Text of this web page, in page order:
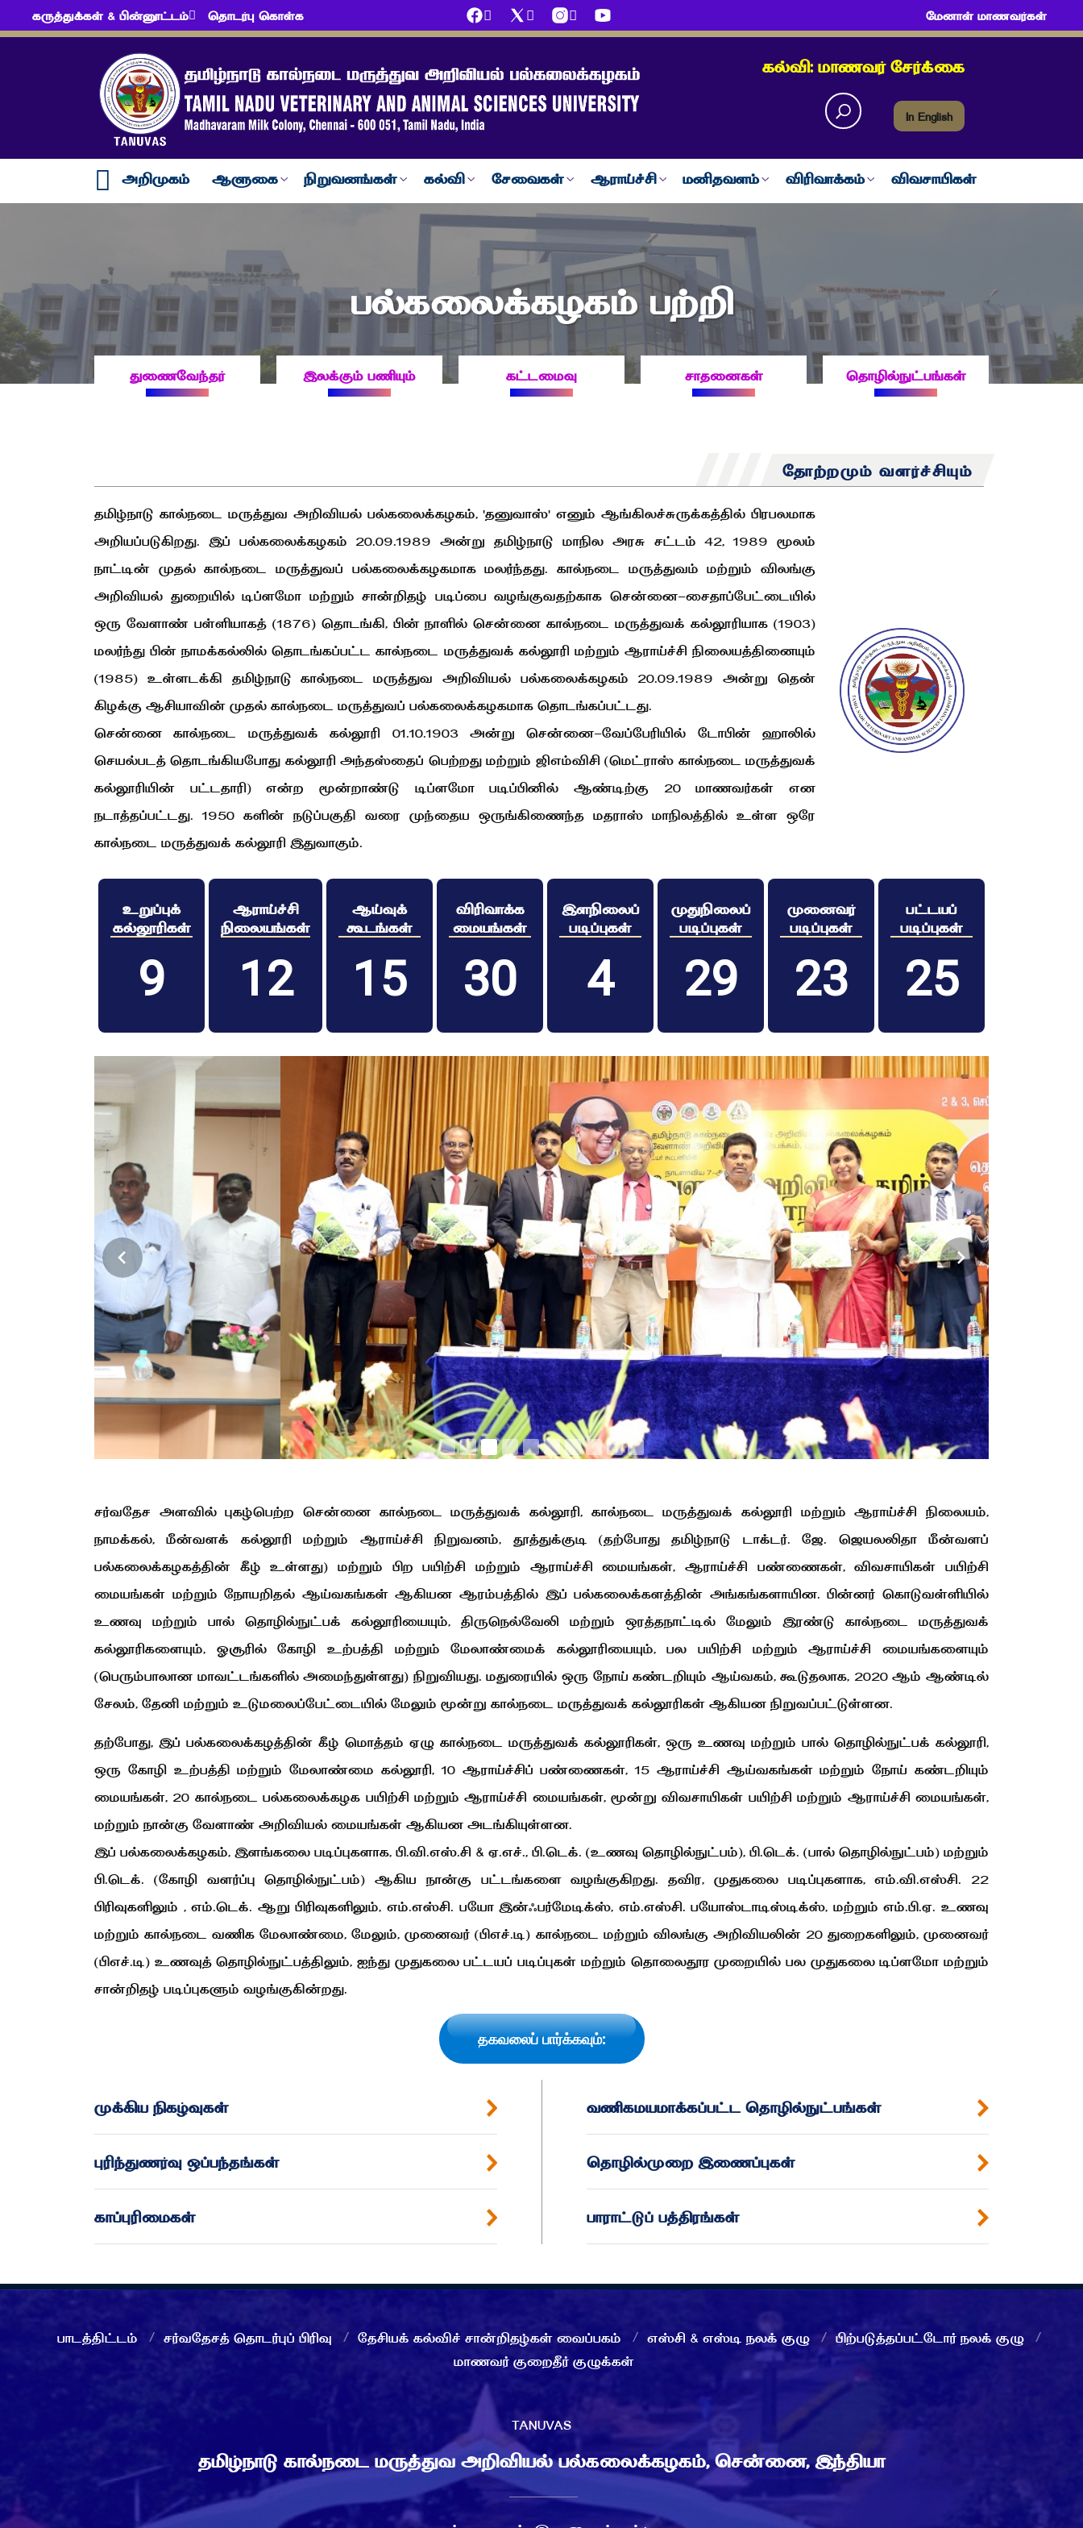
கருத்துக்கள் & பின்னூட்டம் தொடர்பு கொள்க மேனாள் மாணவர்கள்
கல்வி: மாணவர் சேர்க்கை
In English
அறிமுகம் ஆளுகை நிறுவனங்கள் கல்வி சேவைகள் ஆராய்ச்சி மனிதவளம் விரிவாக்கம் விவசாயிகள்
பல்கலைக்கழகம் பற்றி
துணைவேந்தர் இலக்கும் பணியும் கட்டமைவு சாதனைகள் தொழில்நுட்பங்கள்
தோற்றமும் வளர்ச்சியும்
தமிழ்நாடு கால்நடை மருத்துவ அறிவியல் பல்கலைக்கழகம், 'தனுவாஸ்' எனும் ஆங்கிலச்சுருக்கத்தில் பிரபலமாக
அறியப்படுகிறது. இப் பல்கலைக்கழகம் 20.09.1989 அன்று தமிழ்நாடு மாநில அரசு சட்டம் 42, 1989 மூலம்
நாட்டின் முதல் கால்நடை மருத்துவப் பல்கலைக்கழகமாக மலர்ந்தது. கால்நடை மருத்துவம் மற்றும் விலங்கு
அறிவியல் துறையில் டிப்ளமோ மற்றும் சான்றிதழ் படிப்பை வழங்குவதற்காக சென்னை-சைதாப்பேட்டையில்
ஒரு வேளாண் பள்ளியாகத் (1876) தொடங்கி, பின் நாளில் சென்னை கால்நடை மருத்துவக் கல்லூரியாக (1903)
மலர்ந்து பின் நாமக்கல்லில் தொடங்கப்பட்ட கால்நடை மருத்துவக் கல்லூரி மற்றும் ஆராய்ச்சி நிலையத்தினையும்
(1985) உள்ளடக்கி தமிழ்நாடு கால்நடை மருத்துவ அறிவியல் பல்கலைக்கழகம் 20.09.1989 அன்று தென்
கிழக்கு ஆசியாவின் முதல் கால்நடை மருத்துவப் பல்கலைக்கழகமாக தொடங்கப்பட்டது.
சென்னை கால்நடை மருத்துவக் கல்லூரி 01.10.1903 அன்று சென்னை-வேப்பேரியில் டோபின் ஹாலில்
செயல்படத் தொடங்கியபோது கல்லூரி அந்தஸ்தைப் பெற்றது மற்றும் ஜிஎம்விசி (மெட்ராஸ் கால்நடை மருத்துவக்
கல்லூரியின் பட்டதாரி) என்ற மூன்றாண்டு டிப்ளமோ படிப்பினில் ஆண்டிற்கு 20 மாணவர்கள் என
நடாத்தப்பட்டது. 1950 களின் நடுப்பகுதி வரை முந்தைய ஒருங்கிணைந்த மதராஸ் மாநிலத்தில் உள்ள ஒரே
கால்நடை மருத்துவக் கல்லூரி இதுவாகும்.
உறுப்புக்
கல்லூரிகள்
9
ஆராய்ச்சி
நிலையங்கள்
12
ஆய்வுக்
கூடங்கள்
15
விரிவாக்க
மையங்கள்
30
இளநிலைப்
படிப்புகள்
4
முதுநிலைப்
படிப்புகள்
29
முனைவர்
படிப்புகள்
23
பட்டயப்
படிப்புகள்
25
சர்வதேச அளவில் புகழ்பெற்ற சென்னை கால்நடை மருத்துவக் கல்லூரி, கால்நடை மருத்துவக் கல்லூரி மற்றும் ஆராய்ச்சி நிலையம்,
நாமக்கல், மீன்வளக் கல்லூரி மற்றும் ஆராய்ச்சி நிறுவனம், தூத்துக்குடி (தற்போது தமிழ்நாடு டாக்டர். ஜே. ஜெயலலிதா மீன்வளப்
பல்கலைக்கழகத்தின் கீழ் உள்ளது) மற்றும் பிற பயிற்சி மற்றும் ஆராய்ச்சி மையங்கள், ஆராய்ச்சி பண்ணைகள், விவசாயிகள் பயிற்சி
மையங்கள் மற்றும் நோயறிதல் ஆய்வகங்கள் ஆகியன ஆரம்பத்தில் இப் பல்கலைக்களத்தின் அங்கங்களாயின. பின்னர் கொடுவள்ளியில்
உணவு மற்றும் பால் தொழில்நுட்பக் கல்லூரியையும், திருநெல்வேலி மற்றும் ஒரத்தநாட்டில் மேலும் இரண்டு கால்நடை மருத்துவக்
கல்லூரிகளையும், ஓசூரில் கோழி உற்பத்தி மற்றும் மேலாண்மைக் கல்லூரியையும், பல பயிற்சி மற்றும் ஆராய்ச்சி மையங்களையும்
(பெரும்பாலான மாவட்டங்களில் அமைந்துள்ளது) நிறுவியது. மதுரையில் ஒரு நோய் கண்டறியும் ஆய்வகம், கூடுதலாக, 2020 ஆம் ஆண்டில்
சேலம், தேனி மற்றும் உடுமலைப்பேட்டையில் மேலும் மூன்று கால்நடை மருத்துவக் கல்லூரிகள் ஆகியன நிறுவப்பட்டுள்ளன.
தற்போது, இப் பல்கலைக்கழத்தின் கீழ் மொத்தம் ஏழு கால்நடை மருத்துவக் கல்லூரிகள், ஒரு உணவு மற்றும் பால் தொழில்நுட்பக் கல்லூரி,
ஒரு கோழி உற்பத்தி மற்றும் மேலாண்மை கல்லூரி, 10 ஆராய்ச்சிப் பண்ணைகள், 15 ஆராய்ச்சி ஆய்வகங்கள் மற்றும் நோய் கண்டறியும்
மையங்கள், 20 கால்நடை பல்கலைக்கழக பயிற்சி மற்றும் ஆராய்ச்சி மையங்கள், மூன்று விவசாயிகள் பயிற்சி மற்றும் ஆராய்ச்சி மையங்கள்,
மற்றும் நான்கு வேளாண் அறிவியல் மையங்கள் ஆகியன அடங்கியுள்ளன.
இப் பல்கலைக்கழகம், இளங்கலை படிப்புகளாக, பி.வி.எஸ்.சி & ஏ.எச்., பி.டெக். (உணவு தொழில்நுட்பம்), பி.டெக். (பால் தொழில்நுட்பம்) மற்றும்
பி.டெக். (கோழி வளர்ப்பு தொழில்நுட்பம்) ஆகிய நான்கு பட்டங்களை வழங்குகிறது. தவிர, முதுகலை படிப்புகளாக, எம்.வி.எஸ்சி. 22
பிரிவுகளிலும் , எம்.டெக். ஆறு பிரிவுகளிலும், எம்.எஸ்சி. பயோ இன்ஃபர்மேடிக்ஸ், எம்.எஸ்சி. பயோஸ்டாடிஸ்டிக்ஸ், மற்றும் எம்.பி.ஏ. உணவு
மற்றும் கால்நடை வணிக மேலாண்மை, மேலும், முனைவர் (பிஎச்.டி) கால்நடை மற்றும் விலங்கு அறிவியலின் 20 துறைகளிலும், முனைவர்
(பிஎச்.டி) உணவுத் தொழில்நுட்பத்திலும், ஐந்து முதுகலை பட்டயப் படிப்புகள் மற்றும் தொலைதூர முறையில் பல முதுகலை டிப்ளமோ மற்றும்
சான்றிதழ் படிப்புகளும் வழங்குகின்றது.
தகவலைப் பார்க்கவும்:
முக்கிய நிகழ்வுகள்
புரிந்துணர்வு ஒப்பந்தங்கள்
காப்புரிமைகள்
வணிகமயமாக்கப்பட்ட தொழில்நுட்பங்கள்
தொழில்முறை இணைப்புகள்
பாராட்டுப் பத்திரங்கள்
பாடத்திட்டம் சர்வதேசத் தொடர்புப் பிரிவு தேசியக் கல்விச் சான்றிதழ்கள் வைப்பகம் எஸ்சி & எஸ்டி நலக் குழு
பிற்படுத்தப்பட்டோர் நலக் குழு
மாணவர் குறைதீர் குழுக்கள்
TANUVAS
தமிழ்நாடு கால்நடை மருத்துவ அறிவியல் பல்கலைக்கழகம், சென்னை, இந்தியா